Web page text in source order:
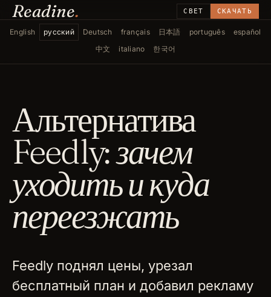
Readine. СВЕТ СКАЧАТЬ
English русский Deutsch français 日本語 português
español
中文
italiano 한국어
Альтернатива
Feedly:зачем
уходить и куда
переезжать
Feedly поднял цены, урезал
бесплатный план и добавил рекламу